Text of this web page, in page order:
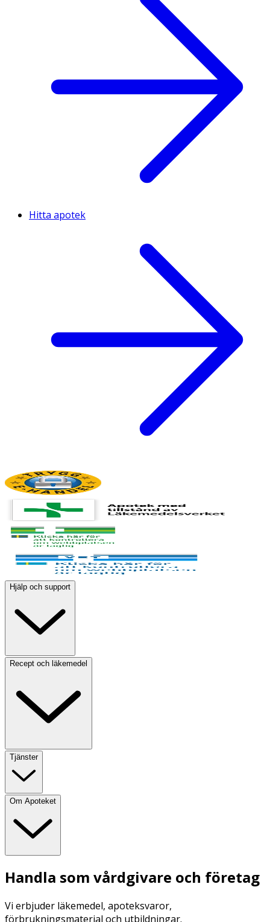
Hitta apotek
Hjälp och support
Recept och läkemedel
Tjänster
Om Apoteket
Handla som vårdgivare och företag
Vi erbjuder läkemedel, apoteksvaror,
förbrukningsmaterial och utbildningar.